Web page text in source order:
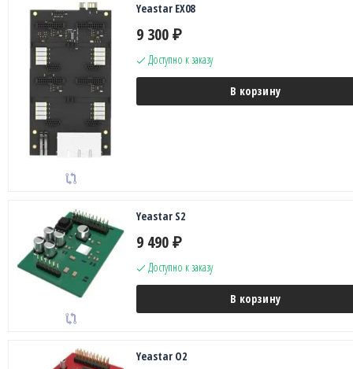
Yeastar EX08
9 300 ₽
Доступно к заказу
В корзину
Yeastar S2
9 490 ₽
Доступно к заказу
В корзину
Yeastar O2